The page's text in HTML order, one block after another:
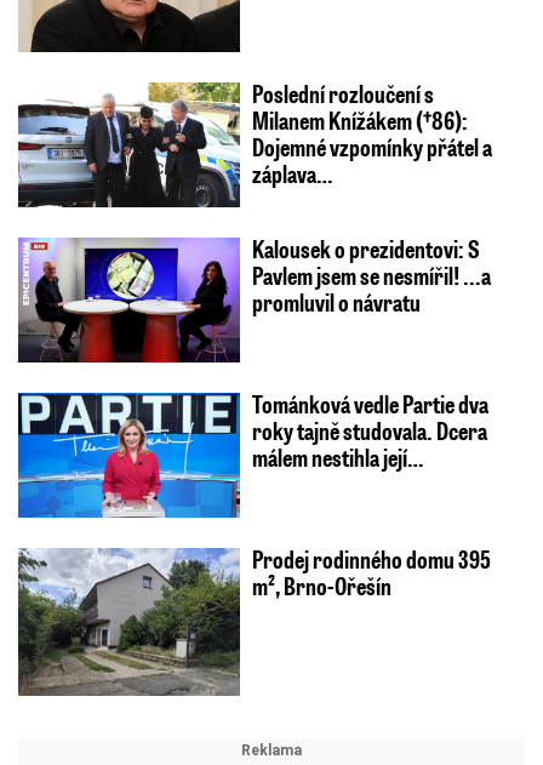
Poslední rozloučení s
Milanem Knížákem (†86):
Dojemné vzpomínky přátel a
záplava…
Kalousek o prezidentovi: S
Pavlem jsem se nesmířil! ...a
promluvil o návratu
Tománková vedle Partie dva
roky tajně studovala. Dcera
málem nestihla její…
Prodej rodinného domu 395
m², Brno-Ořešín